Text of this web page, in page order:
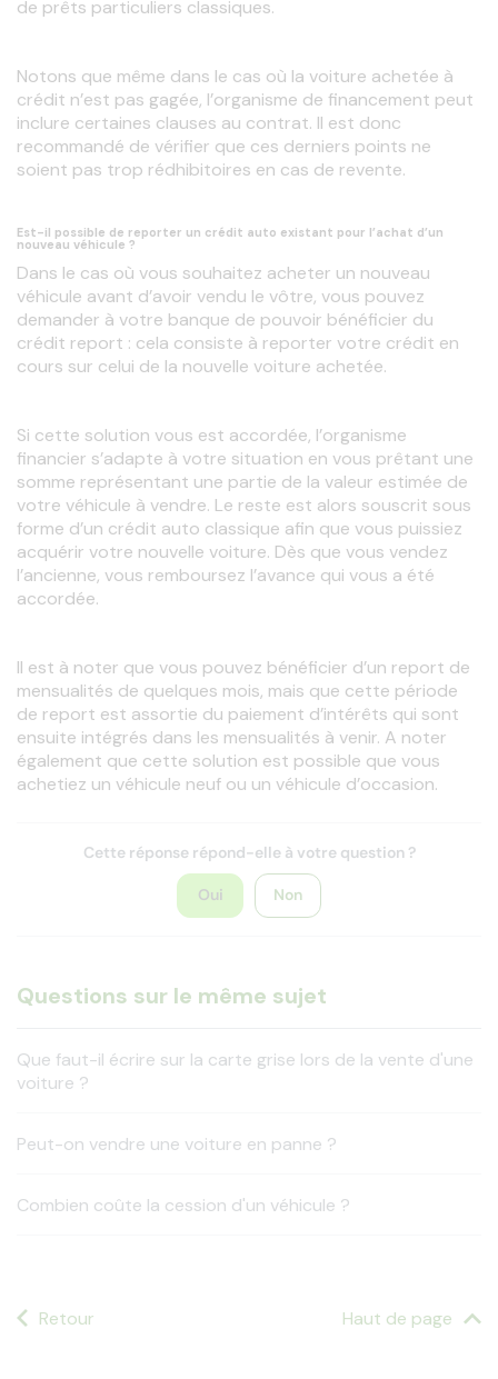
de prêts particuliers classiques.
Notons que même dans le cas où la voiture achetée à
crédit n’est pas gagée, l’organisme de financement peut
inclure certaines clauses au contrat. Il est donc
recommandé de vérifier que ces derniers points ne
soient pas trop rédhibitoires en cas de revente.
Est-il possible de reporter un crédit auto existant pour l’achat d’un
nouveau véhicule ?
Dans le cas où vous souhaitez acheter un nouveau
véhicule avant d’avoir vendu le vôtre, vous pouvez
demander à votre banque de pouvoir bénéficier du
crédit report : cela consiste à reporter votre crédit en
cours sur celui de la nouvelle voiture achetée.
Si cette solution vous est accordée, l’organisme
financier s’adapte à votre situation en vous prêtant une
somme représentant une partie de la valeur estimée de
votre véhicule à vendre. Le reste est alors souscrit sous
forme d’un crédit auto classique afin que vous puissiez
acquérir votre nouvelle voiture. Dès que vous vendez
l’ancienne, vous remboursez l’avance qui vous a été
accordée.
Il est à noter que vous pouvez bénéficier d’un report de
mensualités de quelques mois, mais que cette période
de report est assortie du paiement d’intérêts qui sont
ensuite intégrés dans les mensualités à venir. A noter
également que cette solution est possible que vous
achetiez un véhicule neuf ou un véhicule d’occasion.
Cette réponse répond-elle à votre question ?
Oui Non
Questions sur le même sujet
Que faut-il écrire sur la carte grise lors de la vente d'une
voiture ?
Peut-on vendre une voiture en panne ?
Combien coûte la cession d'un véhicule ?
Retour Haut de page